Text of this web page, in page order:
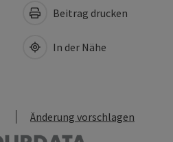
Beitrag drucken
In der Nähe
Änderung vorschlagen